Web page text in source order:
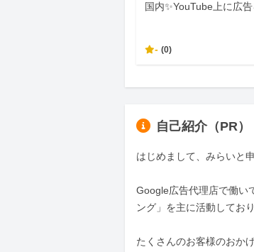
国内✨YouTube上に広
- (0)
自己紹介（PR）
はじめまして、みらいと申
Google広告代理店で働い
ング」を主に活動しており
たくさんのお客様のおか